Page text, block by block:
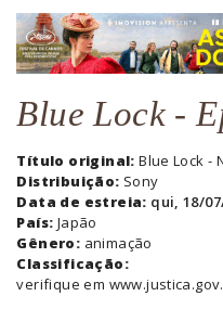
Blue Lock -
Título original:Blue Lock -
Distribuição: Sony
Data de estreia: qui, 18/
País: Japão
Gênero: animação
Classificação:
verifique em